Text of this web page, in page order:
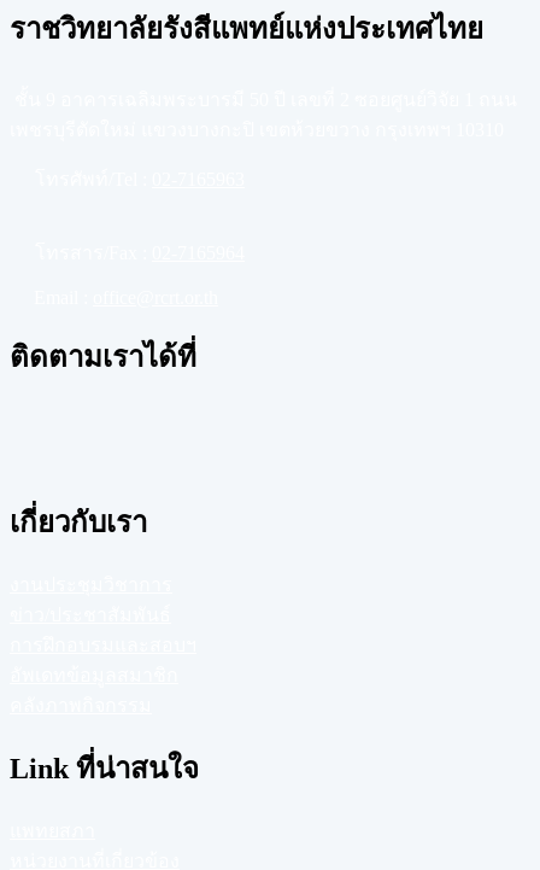
ราชวิทยาลัยรังสีแพทย์แห่งประเทศไทย
ติดตามเราได้ที่
เกี่ยวกับเรา
Link ที่น่าสนใจ